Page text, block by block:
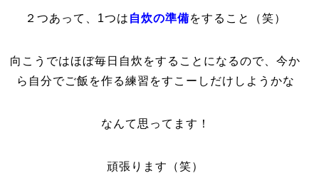
２つあって、1つは 自炊の準備をすること（笑）
向こうではほぼ毎日自炊をすることになるので、今か
ら自分でご飯を作る練習をすこーしだけしようかな
なんて思ってます！
頑張ります（笑）